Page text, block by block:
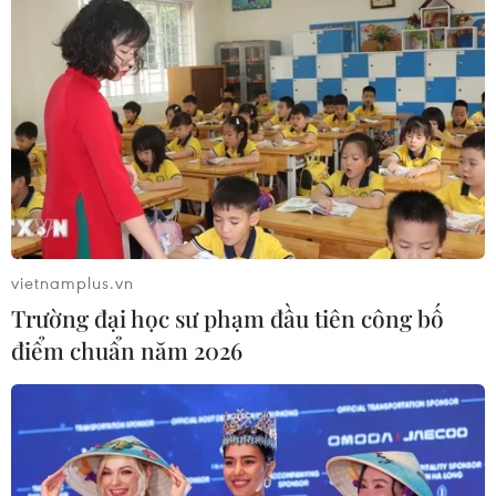
(TTXVN/Vietnam+)
#Ngày Người khuyết tật Việt Nam
#Trẻ khuyết tật
#Chăm sóc trẻ khuyết tật
#Hỗ trợ giáo dục trẻ khuyết tật
vietnamplus.vn
Trường đại học sư phạm đầu tiên công bố
điểm chuẩn năm 2026